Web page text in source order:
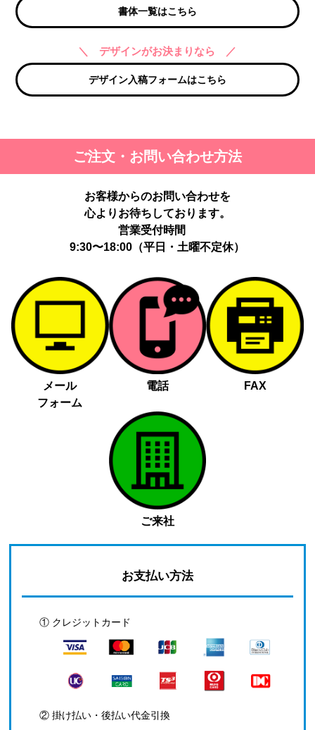
書体一覧はこちら
＼ デザインがお決まりなら ／
デザイン入稿フォームはこちら
ご注文・お問い合わせ方法
お客様からのお問い合わせを
心よりお待ちしております。
営業受付時間
9:30〜18:00（平日・土曜不定休）
メール
フォーム
電話 FAX
ご来社
お支払い方法
① クレジットカード
② 掛け払い・後払い代金引換